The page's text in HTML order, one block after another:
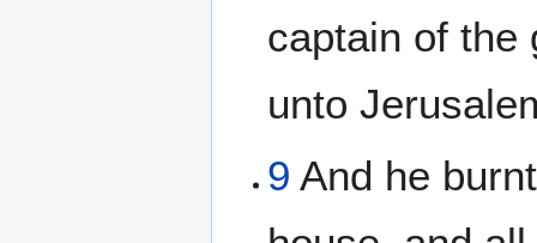
captain of the
unto
9 And he